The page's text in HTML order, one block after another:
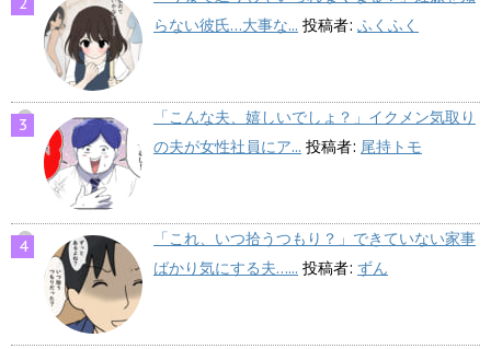
らない彼氏…大事な... 投稿者: ふくふく
「こんな夫、嬉しいでしょ？」イクメン気取り
の夫が女性社員にア... 投稿者: 尾持トモ
「これ、いつ拾うつもり？」できていない家事
ばかり気にする夫…... 投稿者: ずん